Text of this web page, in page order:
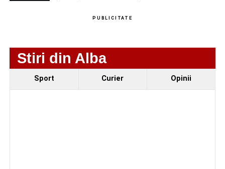
Regelui. Intervin pompierii din Sebeș
PUBLICITATE
Stiri din Alba
Sport Curier Opinii